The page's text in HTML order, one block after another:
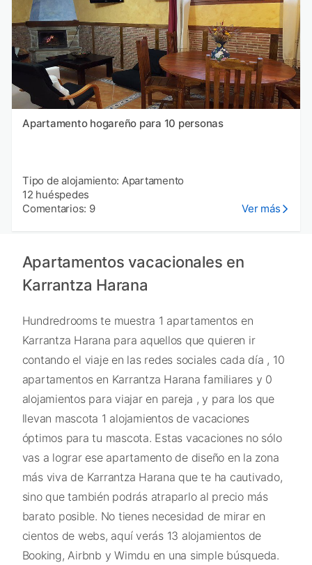
Apartamento hogareño para 10 personas
Tipo de alojamiento: Apartamento
12 huéspedes
Comentarios: 9
Ver más
Apartamentos vacacionales en
Karrantza Harana
Hundredrooms te muestra 1 apartamentos en
Karrantza Harana para aquellos que quieren ir
contando el viaje en las redes sociales cada día , 10
apartamentos en Karrantza Harana familiares y 0
alojamientos para viajar en pareja , y para los que
llevan mascota 1 alojamientos de vacaciones
óptimos para tu mascota. Estas vacaciones no sólo
vas a lograr ese apartamento de diseño en la zona
más viva de Karrantza Harana que te ha cautivado,
sino que también podrás atraparlo al precio más
barato posible. No tienes necesidad de mirar en
cientos de webs, aquí verás 13 alojamientos de
Booking, Airbnb y Wimdu en una simple búsqueda.